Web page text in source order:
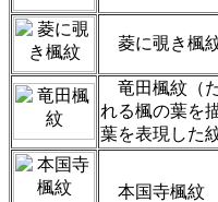
菱に覗き
竜田楓紋（
れる楓の葉を
葉を表現した
本国寺楓紋